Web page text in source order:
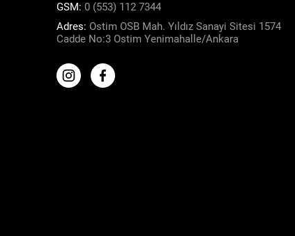
GSM: 0 (553) 112 7344
Adres: Ostim OSB Mah. Yıldız Sanayi Sitesi 1574
Cadde No:3 Ostim Yenimahalle/Ankara